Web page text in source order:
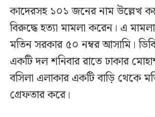
কাদেরসহ ১০১ জনের নাম উল্লেখ
বিরুদ্ধে হত্যা মামলা করেন। এ
মতিন সরকার ৫০ নম্বর আসামি।
একটি দল শনিবার রাতে ঢাকার
বসিলা এলাকার একটি বাড়ি থেকে
গ্রেফতার করে।